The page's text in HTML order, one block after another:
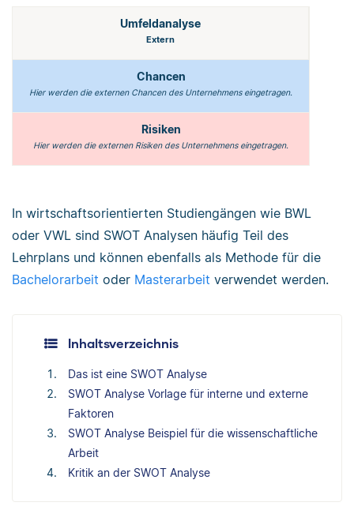
Umfeldanalyse
Extern
Chancen
Hier werden die externen Chancen des Unternehmens eingetragen.
Risiken
Hier werden die externen Risiken des Unternehmens eingetragen.
In wirtschaftsorientierten Studiengängen wie BWL
oder VWL sind SWOT Analysen häufig Teil des
Lehrplans und können ebenfalls als Methode für die
Bachelorarbeit oder Masterarbeit verwendet werden.
Inhaltsverzeichnis
Das ist eine SWOT Analyse
SWOT Analyse Vorlage für interne und externe
Faktoren
SWOT Analyse Beispiel für die wissenschaftliche
Arbeit
Kritik an der SWOT Analyse